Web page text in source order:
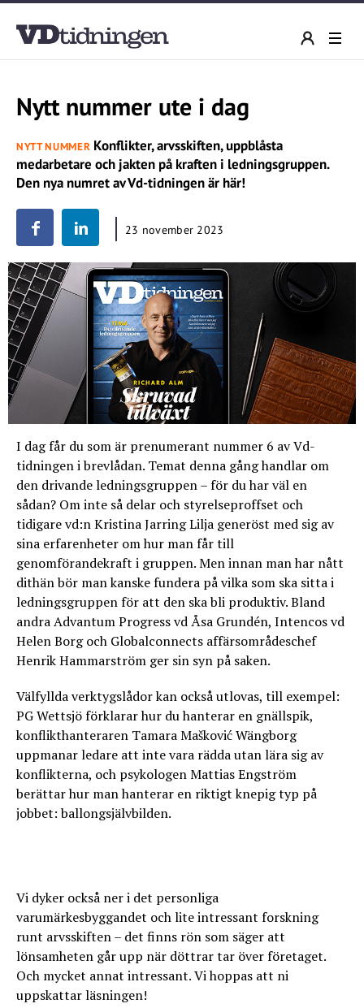
Nytt nummer ute i dag
NYTT NUMMER Konflikter, arvsskiften, uppblåsta
medarbetare och jakten på kraften i ledningsgruppen.
Den nya numret av Vd-tidningen är här!
23 november 2023
I dag får du som är prenumerant nummer 6 av Vd-
tidningen i brevlådan. Temat denna gång handlar om
den drivande ledningsgruppen – för du har väl en
sådan? Om inte så delar och styrelseproffset och
tidigare vd:n Kristina Jarring Lilja generöst med sig av
sina erfarenheter om hur man får till
genomförandekraft i gruppen. Men innan man har nått
dithän bör man kanske fundera på vilka som ska sitta i
ledningsgruppen för att den ska bli produktiv. Bland
andra Advantum Progress vd Åsa Grundén, Intencos vd
Helen Borg och Globalconnects affärsområdeschef
Henrik Hammarström ger sin syn på saken.
Välfyllda verktygslådor kan också utlovas, till exempel:
PG Wettsjö förklarar hur du hanterar en gnällspik,
konflikthanteraren Tamara Mašković Wängborg
uppmanar ledare att inte vara rädda utan lära sig av
konflikterna, och psykologen Mattias Engström
berättar hur man hanterar en riktigt knepig typ på
jobbet: ballongsjälvbilden.
Vi dyker också ner i det personliga
varumärkesbyggandet och lite intressant forskning
runt arvsskiften – det finns rön som säger att
lönsamheten går upp när döttrar tar över företaget.
Och mycket annat intressant. Vi hoppas att ni
uppskattar läsningen!